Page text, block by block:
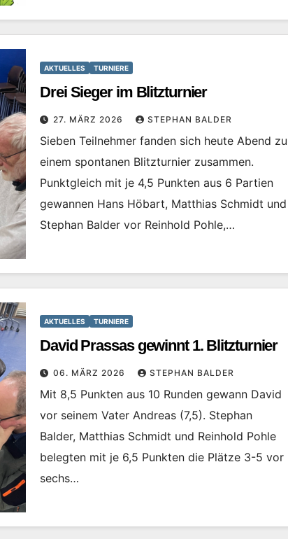
AKTUELLES TURNIERE
Drei Sieger im Blitzturnier
27. MÄRZ 2026 STEPHAN BALDER
Sieben Teilnehmer fanden sich heute Abend zu
einem spontanen Blitzturnier zusammen.
Punktgleich mit je 4,5 Punkten aus 6 Partien
gewannen Hans Höbart, Matthias Schmidt und
Stephan Balder vor Reinhold Pohle,…
AKTUELLES TURNIERE
David Prassas gewinnt 1. Blitzturnier
06. MÄRZ 2026 STEPHAN BALDER
Mit 8,5 Punkten aus 10 Runden gewann David
vor seinem Vater Andreas (7,5). Stephan
Balder, Matthias Schmidt und Reinhold Pohle
belegten mit je 6,5 Punkten die Plätze 3-5 vor
sechs…